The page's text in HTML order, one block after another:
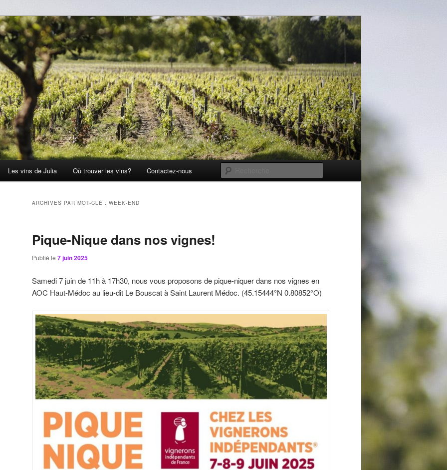
Les vins de Julia Où trouver les vins? Contactez-nous
ARCHIVES PAR MOT-CLÉ : WEEK-END
Pique-Nique dans nos vignes!
Publié le 7 juin 2025
Samedi 7 juin de 11h à 17h30, nous vous proposons de pique-niquer dans nos vignes en
AOC Haut-Médoc au lieu-dit Le Bouscat à Saint Laurent Médoc. (45.15444°N 0.80852°O)